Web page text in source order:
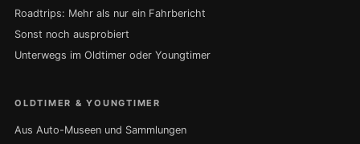
Roadtrips: Mehr als nur ein Fahrbericht
Sonst noch ausprobiert
Unterwegs im Oldtimer oder Youngtimer
OLDTIMER & YOUNGTIMER
Aus Auto-Museen und Sammlungen